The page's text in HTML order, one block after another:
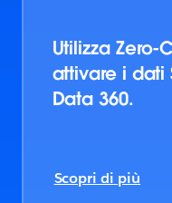
Utilizza Zero-
attivare i dati
Data 360.
Scopri di più